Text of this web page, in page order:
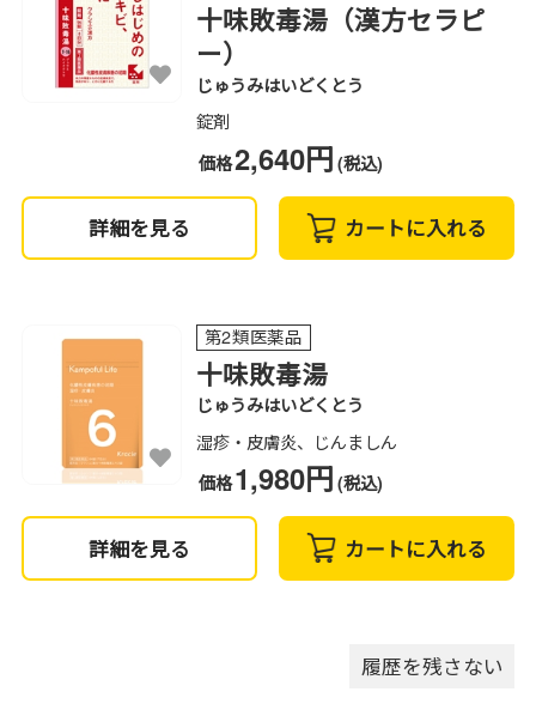
十味敗毒湯（漢方セラピ
ー）
じゅうみはいどくとう
錠剤
価格2,640円 (税込)
詳細を見る カートに入れる
第2類医薬品
十味敗毒湯
じゅうみはいどくとう
湿疹・皮膚炎、じんましん
価格1,980円 (税込)
詳細を見る カートに入れる
履歴を残さない